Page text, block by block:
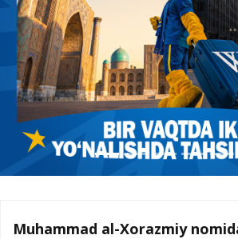
Muhammad al-Xorazmiy